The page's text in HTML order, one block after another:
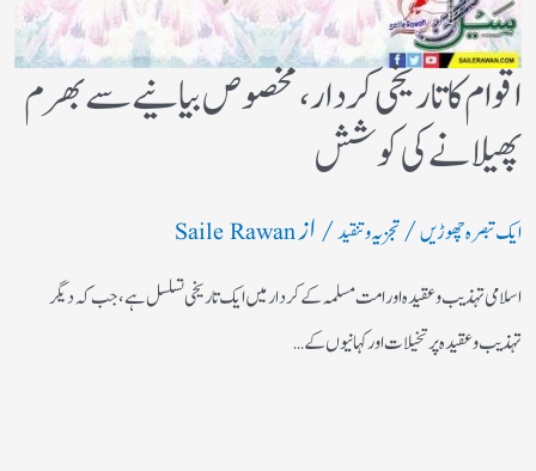
اقوام کا تاریخی کردار،مخصوص بیانیے سے بھرم
پھیلانے کی کوشش
ایک تبصرہ چھوڑیں/تجزیہ و تنقید/ ازSaile Rawan
اسلامی تہذیب و عقیدہ اور امت مسلمہ کے کردار میں ایک تاریخی تسلسل ہے، جب کہ دیگر
تہذیب و عقیدہ پر تخیلات اور کہانیوں کے…